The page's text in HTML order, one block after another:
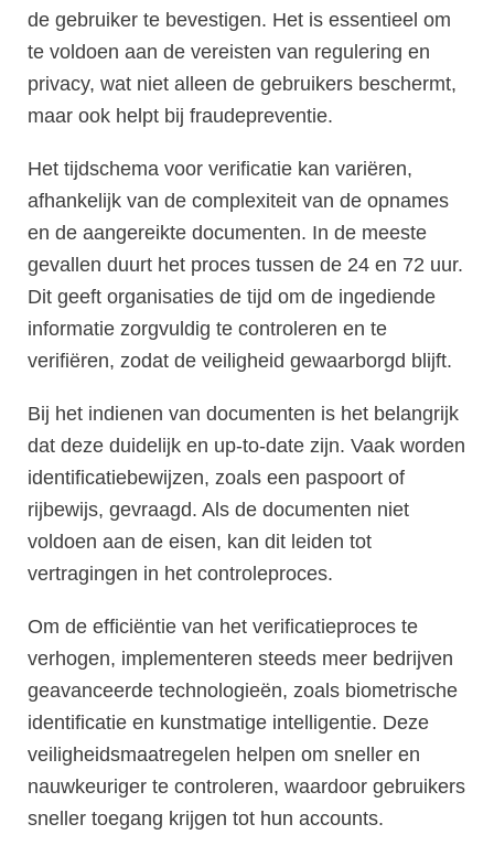
de gebruiker te bevestigen. Het is essentieel om
te voldoen aan de vereisten van regulering en
privacy, wat niet alleen de gebruikers beschermt,
maar ook helpt bij fraudepreventie.
Het tijdschema voor verificatie kan variëren,
afhankelijk van de complexiteit van de opnames
en de aangereikte documenten. In de meeste
gevallen duurt het proces tussen de 24 en 72 uur.
Dit geeft organisaties de tijd om de ingediende
informatie zorgvuldig te controleren en te
verifiëren, zodat de veiligheid gewaarborgd blijft.
Bij het indienen van documenten is het belangrijk
dat deze duidelijk en up-to-date zijn. Vaak worden
identificatiebewijzen, zoals een paspoort of
rijbewijs, gevraagd. Als de documenten niet
voldoen aan de eisen, kan dit leiden tot
vertragingen in het controleproces.
Om de efficiëntie van het verificatieproces te
verhogen, implementeren steeds meer bedrijven
geavanceerde technologieën, zoals biometrische
identificatie en kunstmatige intelligentie. Deze
veiligheidsmaatregelen helpen om sneller en
nauwkeuriger te controleren, waardoor gebruikers
sneller toegang krijgen tot hun accounts.